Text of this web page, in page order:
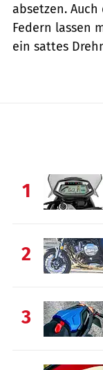
absetzen.
Federn lassen
ein sattes
1
2
3